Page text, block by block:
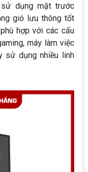
sử dụng mặt trước
gió lưu thông tốt
hợp với các cấu
máy làm việc
sử dụng nhiều linh